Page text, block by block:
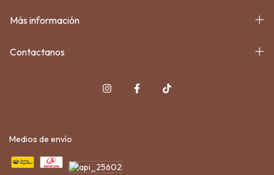
Más información
Contactanos
Medios de envío